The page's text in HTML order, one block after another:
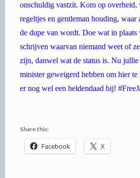
onschuldig vastzit. Kom op overheid,
regeltjes en gentleman houding, waar
de dupe van wordt. Doe wat in plaats
schrijven waarvan niemand weet of
zijn, danwel wat de status is. Nu jullie
minister geweigerd hebben om hier te
er nog wel een heldendaad bij!
Share this:
Facebook X